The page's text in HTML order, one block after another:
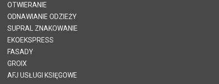
OTWIERANIE
ODNAWIANIE ODZIEŻY
SUPRAL ZNAKOWANIE
EKOEKSPRESS
FASADY
GROIX
AFJ USŁUGI KSIĘGOWE